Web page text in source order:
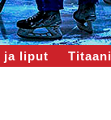
ja liput